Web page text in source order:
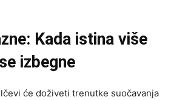
Kada istina više
izbegne
će doživeti trenutke suočavanja